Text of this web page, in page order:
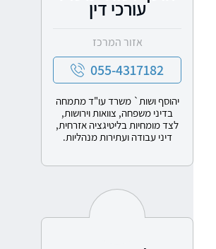
עורכי דין
אזור המרכז
055-4317182
יהוסף ושות` משרד עו"ד מתמחה
בדיני משפחה, צוואות וירושות,
לצד מומחיות בליטיגציה אזרחית,
דיני עבודה ועתירות מנהליות.